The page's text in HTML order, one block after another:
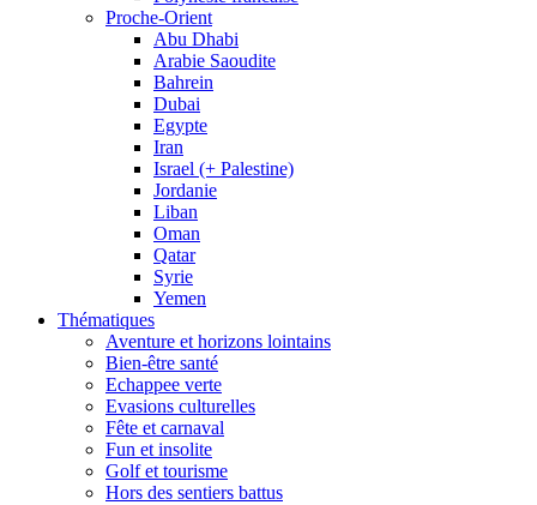
Proche-Orient
Abu Dhabi
Arabie Saoudite
Bahrein
Dubai
Egypte
Iran
Israel (+ Palestine)
Jordanie
Liban
Oman
Qatar
Syrie
Yemen
Thématiques
Aventure et horizons lointains
Bien-être santé
Echappee verte
Evasions culturelles
Fête et carnaval
Fun et insolite
Golf et tourisme
Hors des sentiers battus